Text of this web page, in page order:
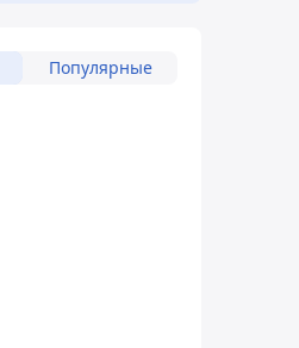
Популярные